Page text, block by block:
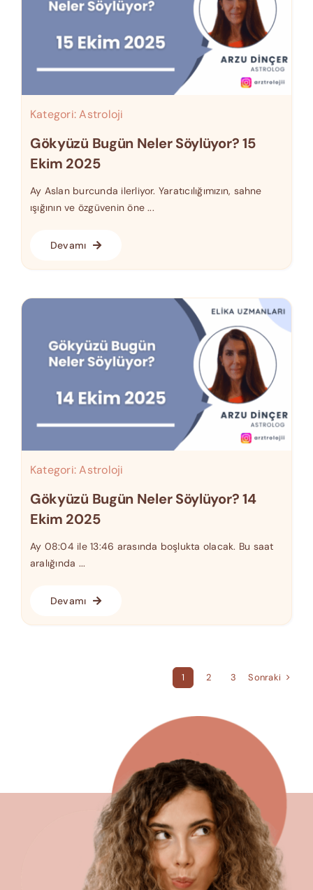
Kategori:Astroloji
Gökyüzü Bugün Neler Söylüyor? 15
Ekim 2025
Ay Aslan burcunda ilerliyor. Yaratıcılığımızın, sahne
ışığının ve özgüvenin öne ...
Devamı
Kategori:Astroloji
Gökyüzü Bugün Neler Söylüyor? 14
Ekim 2025
Ay 08:04 ile 13:46 arasında boşlukta olacak. Bu saat
aralığında ...
Devamı
1 2 3 Sonraki